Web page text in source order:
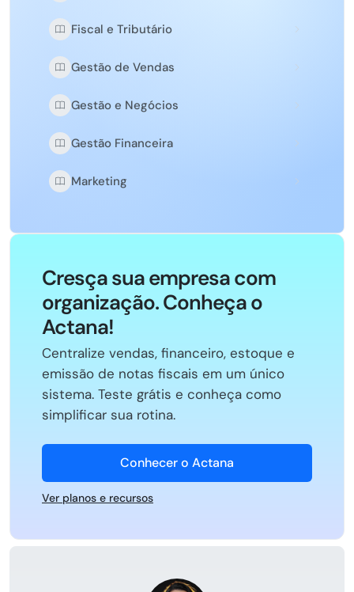
Fiscal e Tributário
Gestão de Vendas
Gestão e Negócios
Gestão Financeira
Marketing
Cresça sua empresa com
organização. Conheça o
Actana!
Centralize vendas, financeiro, estoque e
emissão de notas fiscais em um único
sistema. Teste grátis e conheça como
simplificar sua rotina.
Conhecer o Actana
Ver planos e recursos